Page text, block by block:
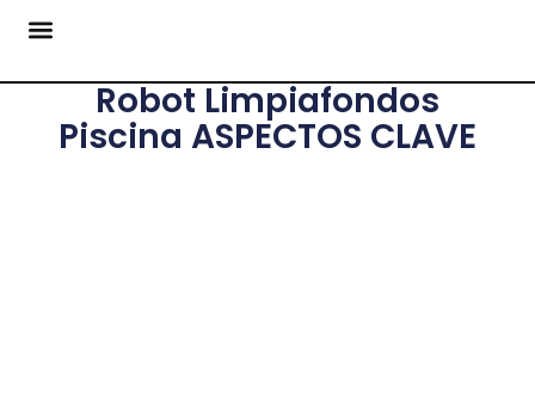
Robot Limpiafondos
Piscina ASPECTOS CLAVE